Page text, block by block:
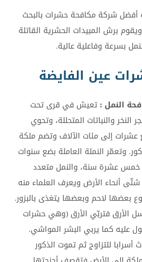
أفضل شركة مكافحة حشرات بالبحث
برش المبيدات الحشرية القاتلة
بسرعة وفاعلية عالية.
عين الفايضة
النمل :تعيش في قرى تحت
النخر والنباتات المتحللة، وتحوي
عشرات إلى مئات الآلاف وتضم ملكة
وتعمّر النملة العاملة بضع سنوات
عشرة سنة، والنمل متعدد
شتّى أنحاء الأرض ويعرف العلماء منه
بعضها لاحم وبعضها يتغذى بالبزور.
فتربّي الأرق (وهي حشرات
عليه كما يربي البشر المواشي.
أسرابا للتزاوج ثم تموت الذكور